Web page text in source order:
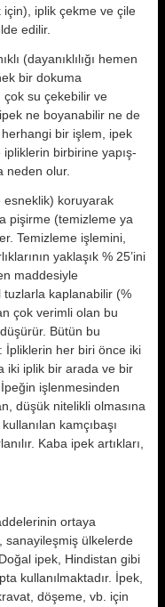
iplik çekme ve çile
edilir.
(dayanıklılığı hemen
bir do­kuma
çok su çekebilir ve
ne boyanabilir ne de
bir iş­lem, ipek
ipliklerin birbirine yapış­
neden olur.
esneklik) koruyarak
pişirme (temizleme ya
Temizleme işle­mini,
yaklaşık % 25’ini
maddesiyle
tuzlarla kaplana­bilir (%
çok verimli olan bu
Bütün bu
İpliklerin her bi­ri önce iki
iki iplik bir arada ve bir
işlenmesinden
dü­şük nitelikli olmasına
kamçıbaşı
Kaba ipek artık­ları,
ortaya
sanayileşmiş ülkelerde
ipek, Hindistan gi­bi
kullanılmaktadır. İpek,
döşeme, vb. için